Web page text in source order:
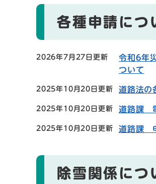
各種申請につ
2026年7月27日更新
令和6年
ついて
2025年10月20日更新 道路法の
2025年10月20日更新 道路課
2025年10月20日更新 道路課
除雪関係につ